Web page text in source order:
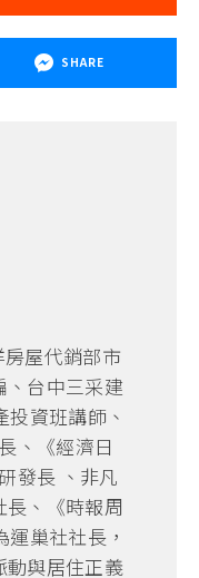
SHARE
屋代銷部市
、台中三采建
資班講師、
、《經濟日
發長 、非凡
、《時報周
巢社社長，
動與居住正義